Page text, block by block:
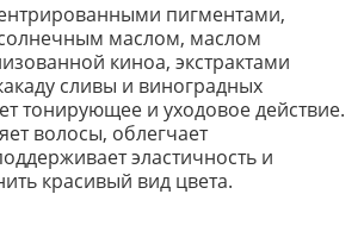
пигментами,
маслом, маслом
киноа, экстрактами
сливы и виноградных
тонирующее и уходовое действие.
волосы, облегчает
эластичность и
красивый вид цвета.